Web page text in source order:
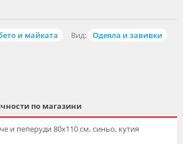
и майката Вид:
Одеяла и завивки
по магазини
и пеперуди 80х110 см, синьо, кутия